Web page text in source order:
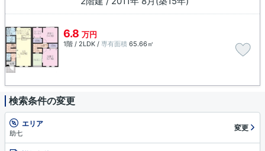
6.8 万円
1階 / 2LDK / 専有面積 65.66㎡
検索条件の変更
エリア
助七
変更